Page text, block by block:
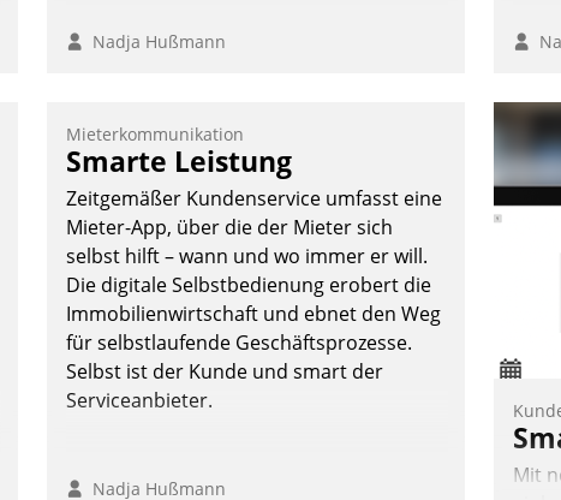
Nadja Hußmann
Mieterkommunikation
Smarte Leistung
Zeitgemäßer Kundenservice umfasst eine
Mieter-App, über die der Mieter sich
selbst hilft – wann und wo immer er will.
Die digitale Selbstbedienung erobert die
Immobilienwirtschaft und ebnet den Weg
für selbstlaufende Geschäftsprozesse.
Selbst ist der Kunde und smart der
Serviceanbieter.
Nadja Hußmann
Mit